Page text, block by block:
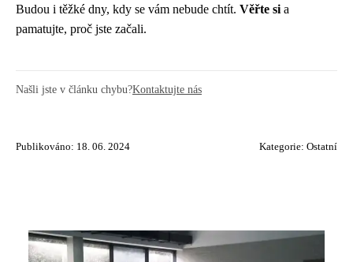
Budou i těžké dny, kdy se vám nebude chtít. Věřte si a
pamatujte, proč jste začali.
Našli jste v článku chybu?Kontaktujte nás
Publikováno: 18. 06. 2024 Kategorie: Ostatní